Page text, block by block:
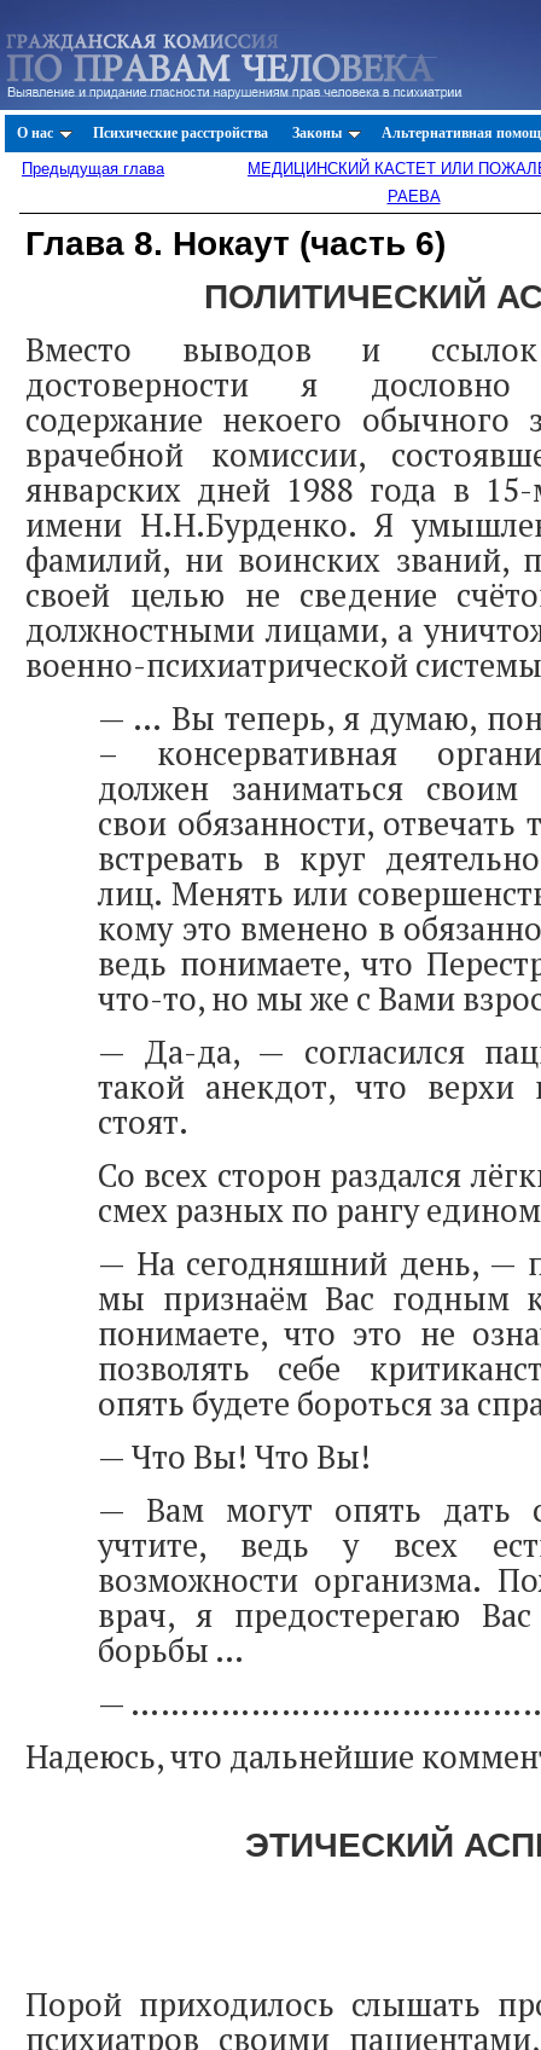
О нас Психические расстройства Законы Альтернативная
Предыдущая глава
МЕДИЦИНСКИЙ КАСТЕТ ИЛИ
РАЕВА
Глава 8. Нокаут (часть 6)
ПОЛИТИЧЕСКИЙ
Вместо выводов и
достоверности я
содержание некоего обычного
врачебной комиссии,
январских дней 1988 года в
имени Н.Н.Бурденко. Я
фамилий, ни воинских званий,
своей целью не сведение
должностными лицами, а
военно-психиатрической
— … Вы теперь, я думаю,
– консервативная
должен заниматься своим
свои обязанности, отвечать
встревать в круг
лиц. Менять или
кому это вменено в
ведь понимаете, что
что-то, но мы же с Вами
— Да-да, — согласился
такой анекдот, что
стоят.
Со всех сторон раздался
смех разных по рангу
— На сегодняшний день, —
мы признаём Вас годным
понимаете, что это не
позволять себе
опять будете бороться за
— Что Вы! Что Вы!
— Вам могут опять дать
учтите, ведь у всех
возможности организма.
врач, я предостерегаю
борьбы …
—
Надеюсь, что дальнейшие
ЭТИЧЕСКИЙ
Порой приходилось слышать
психиатров своими